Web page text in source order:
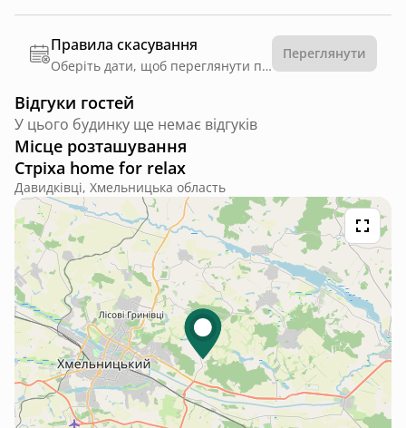
Правила скасування
Оберіть дати, щоб переглянути правила
Переглянути
Відгуки гостей
У цього будинку ще немає відгуків
Місце розташування
Стріха home for relax
Давидківці, Хмельницька область